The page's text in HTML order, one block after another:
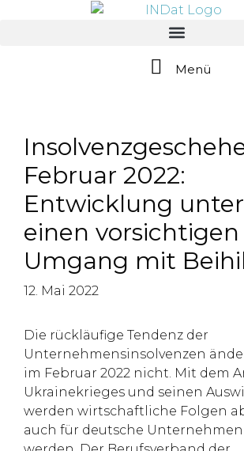
Menü
Februar 2022:
Entwicklung
einen vorsichtigen
Umgang mit
12. Mai 2022
Die rückläufige Tendenz der
Unternehmensinsolvenzen
im Februar 2022 nicht. Mit dem
Ukrainekrieges und seinen
werden wirtschaftliche Folgen
auch für deutsche